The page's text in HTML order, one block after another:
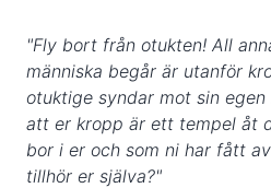
"Fly bort från otukten! All
människa begår är utanför
otuktige syndar mot sin
att er kropp är ett tempel åt
bor i er och som ni har fått
tillhör er själva?"